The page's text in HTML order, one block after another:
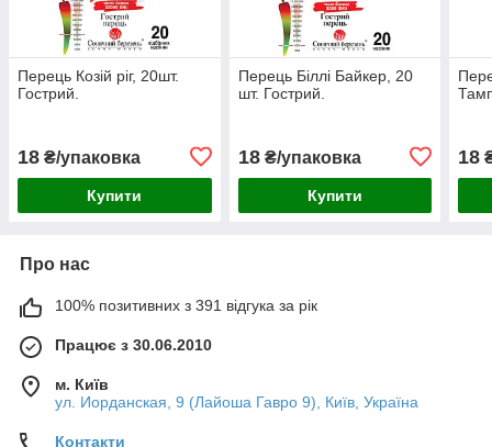
Перець Козій ріг, 20шт.
Гострий.
18 ₴/упаковка
Купити
Перець Біллі Байкер, 20
шт. Гострий.
18₴/упаковка
Купити
18
Про нас
100% позитивних з 391 відгука за рік
Працює з 30.06.2010
м. Київ
ул. Иорданская, 9 (Лайоша Гавро 9), Київ, Україна
Контакти